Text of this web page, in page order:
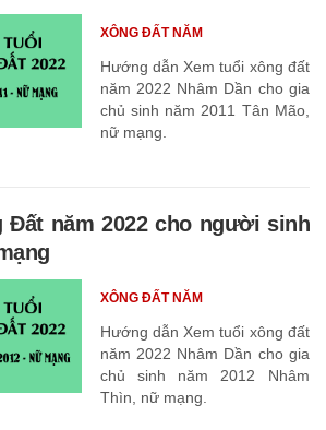
Hướng dẫn Xem tuổi xông đất
năm 2022 Nhâm Dần cho gia
chủ sinh năm 2011 Tân Mão,
nữ mạng.
XÔNG ĐẤT NĂM
Đất năm 2022 cho người sinh
Hướng dẫn Xem tuổi xông đất
năm 2022 Nhâm Dần cho gia
chủ sinh năm 2012 Nhâm
Thìn, nữ mạng.
XÔNG ĐẤT NĂM